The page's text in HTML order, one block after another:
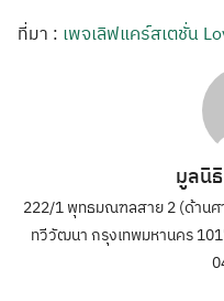
ที่มา : เพจเลิฟแคร์สเตชั่น
มูลนิ
222/1 พุทธมณฑลสาย 2 (ด้านศ
ทวีวัฒนา กรุงเทพมหานคร